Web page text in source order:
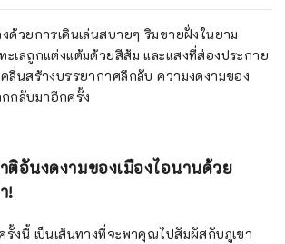
ด้วยการเดินเล่นสบายๆ ริมชายฝั่งในยาม
ะเลถูกแต่งแต้มด้วยสีส้ม และแสงที่ส่องประกาย
ลื่นสร้างบรรยากาศลึกลับ ความงดงามของ
กลับมาอีกครั้ง
ติอันงดงามของเมืองไอนานด้วย
!
รั้งนี้ เป็นเส้นทางที่จะพาคุณไปสัมผัสกับภูเขา